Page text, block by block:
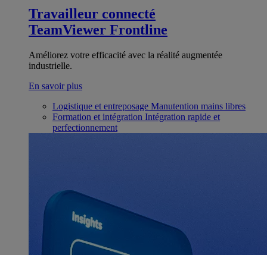
Travailleur connecté
TeamViewer Frontline
Améliorez votre efficacité avec la réalité augmentée
industrielle.
En savoir plus
Logistique et entreposage Manutention mains libres
Formation et intégration Intégration rapide et
perfectionnement